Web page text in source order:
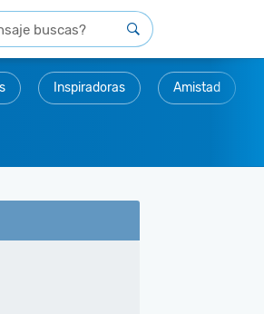
Inspiradoras Amistad